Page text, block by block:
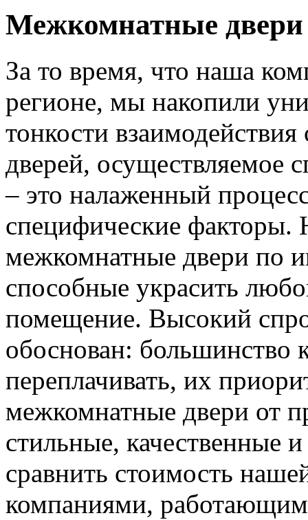
Межкомнатные двери
За то время, что наша
регионе, мы накопили
тонкости
дверей, осуществляемое
– это налаженный
специфические
межкомнатные двери по
способные украсить
помещение. Высокий
обоснован: большинство
переплачивать, их
межкомнатные двери от
стильные, качественные
сравнить стоимость
компаниями,